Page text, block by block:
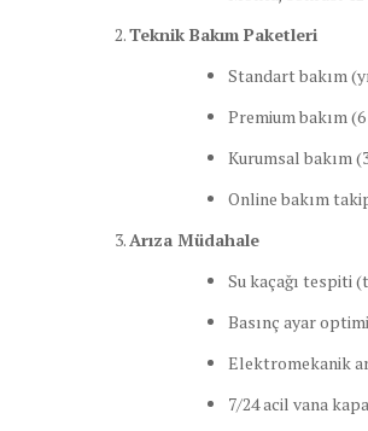
Teknik Bakım Paketleri
Standart bakım
Premium bakım
Kurumsal bakım
Online bakım
Arıza Müdahale
Su kaçağı tespiti
Basınç ayar
Elektromekanik
7/24 acil vana